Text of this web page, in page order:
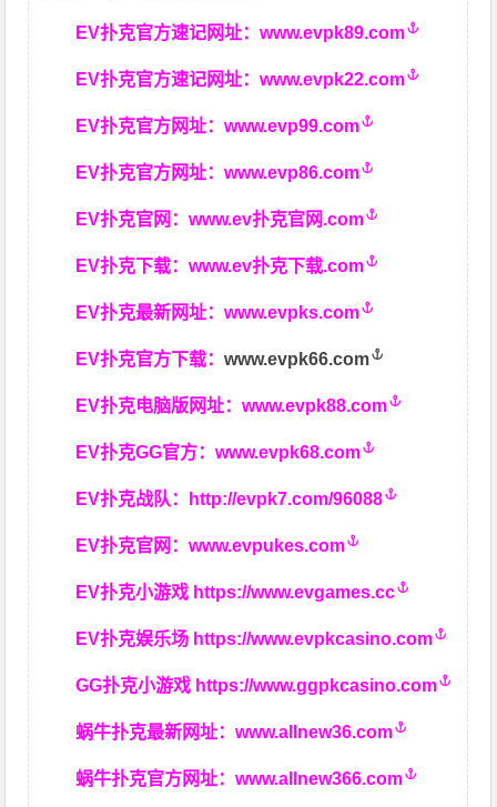
EV扑克官方速记网址：www.evpk89.com
EV扑克官方速记网址：www.evpk22.com
EV扑克官方网址：www.evp99.com
EV扑克官方网址：www.evp86.com
EV扑克官网：www.ev扑克官网.com
EV扑克下载：www.ev扑克下载.com
EV扑克最新网址：www.evpks.com
EV扑克官方下载：www.evpk66.com
EV扑克电脑版网址：www.evpk88.com
EV扑克GG官方：www.evpk68.com
EV扑克战队： http://evpk7.com/96088
EV扑克官网：www.evpukes.com
EV扑克小游戏 https://www.evgames.cc
EV扑克娱乐场 https://www.evpkcasino.com
GG扑克小游戏 https://www.ggpkcasino.com
蜗牛扑克最新网址：www.allnew36.com
蜗牛扑克官方网址：www.allnew366.com